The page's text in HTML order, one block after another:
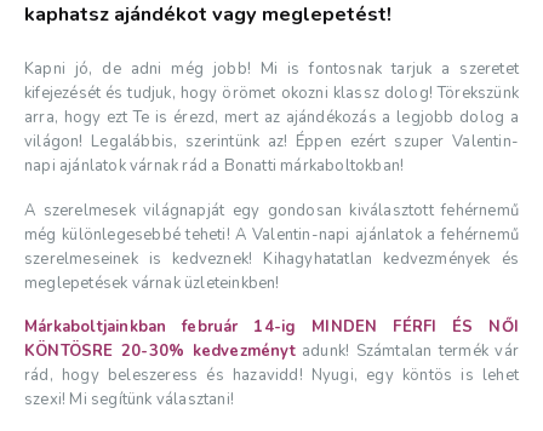
kaphatsz ajándékot vagy meglepetést!
Kapni jó, de adni még jobb! Mi is fontosnak tarjuk a szeretet
kifejezését és tudjuk, hogy örömet okozni klassz dolog! Törekszünk
arra, hogy ezt Te is érezd, mert az ajándékozás a legjobb dolog a
világon! Legalábbis, szerintünk az! Éppen ezért szuper Valentin-
napi ajánlatok várnak rád a Bonatti márkaboltokban!
A szerelmesek világnapját egy gondosan kiválasztott fehérnemű
még különlegesebbé teheti! A Valentin-napi ajánlatok a fehérnemű
szerelmeseinek is kedveznek! Kihagyhatatlan kedvezmények és
meglepetések várnak üzleteinkben!
Márkaboltjainkban február 14-ig MINDEN FÉRFI ÉS NŐI
KÖNTÖSRE 20-30% kedvezménytadunk! Számtalan termék vár
rád, hogy beleszeress és hazavidd! Nyugi, egy köntös is lehet
szexi! Mi segítünk választani!